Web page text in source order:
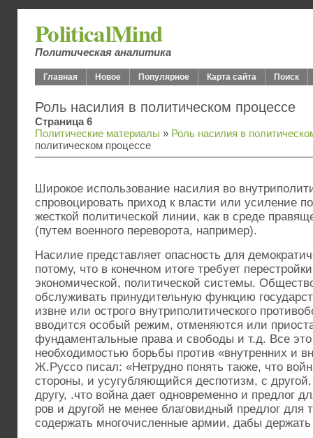
PoliticalMind
Политическая аналитика
Главная Новое Популярное Карта сайта Поиск
Роль насилия в политическом процессе
Страница 6
Политические материалы » Роль насилия в
политическом процессе
Широкое использование насилия во
спровоцировать приход к власти или усиление
жесткой политической линии, как в среде
(путем военного переворота, например).
Насилие представляет опасность для
потому, что в конечном итоге требует
экономической, политической системы.
обслуживать принудительную функцию
извне или острого внутриполитического
вводится особый режим, отменяются или
фундаментальные права и свободы и т.д. Все
необходимостью борьбы против «внутренних и
Ж.Руссо писал: «Нетрудно понять также, что
стороны, и усугубляющийся деспотизм, с
другу, .что война дает одновременно и предлог
ров и другой не менее благовидный предлог для
содержать многочисленные армии, дабы держать